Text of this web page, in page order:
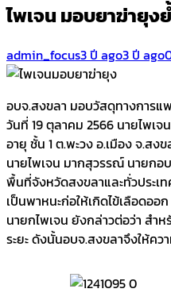
ไพเจน มอบยาฆ่ายุ
admin_focus3 ปี ago3 ปี ago
อบจ.สงขลา มอบวัสดุทางการแ
วันที่ 19 ตุลาคม 2566 นายไพเ
อายุ ชั้น 1 ต.พะวง อ.เมือง จ.ส
นายไพเจน มากสุวรรณ์ นายกอ
พื้นที่จังหวัดสงขลาและทั่วประเ
เป็นพาหนะก่อให้เกิดไข้เลือดออก
นายกไพเจน ยังกล่าวต่อว่า สำ
ระยะ ดังนั้นอบจ.สงขลาจึงให้ค